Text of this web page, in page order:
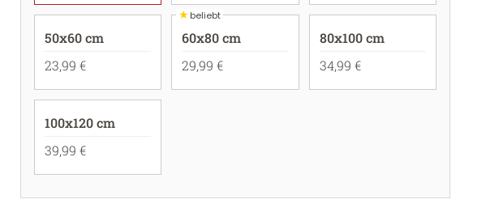
50x60 cm
23,99 €
★beliebt
60x80 cm
29,99 €
80x100 cm
34,99 €
100x120 cm
39,99 €